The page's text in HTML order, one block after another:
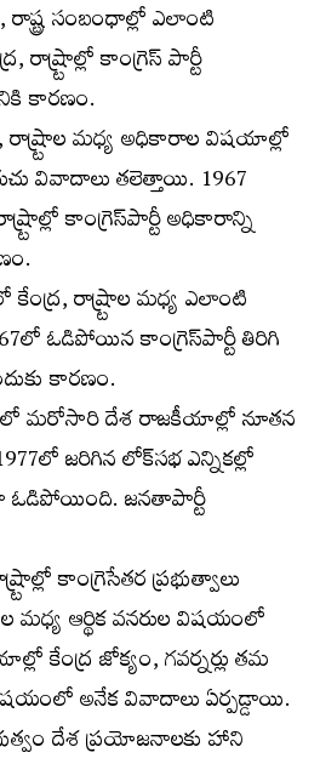
రాష్ట్ర సంబంధాల్లో ఎలాంటి
రాష్ర్టాల్లో కాంగ్రెస్ పార్టీ
కారణం.
రాష్ర్టాల మధ్య అధికారాల విషయాల్లో
వివాదాలు తలెత్తాయి. 1967
కాంగ్రెస్‌పార్టీ అధికారాన్ని
రాష్ర్టాల మధ్య ఎలాంటి
ఓడిపోయిన కాంగ్రెస్‌పార్టీ తిరిగి
కారణం.
మరోసారి దేశ రాజకీయాల్లో నూతన
జరిగిన లోక్‌సభ ఎన్నికల్లో
ఓడిపోయింది. జనతాపార్టీ
కాంగ్రెసేతర ప్రభుత్వాలు
మధ్య ఆర్థిక వనరుల విషయంలో
కేంద్ర జోక్యం, గవర్నర్లు తమ
అనేక వివాదాలు ఏర్పడ్డాయి.
దేశ ప్రయోజనాలకు హాని